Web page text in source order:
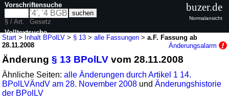
Start > Inhalt BPolLV > § 13 >alle Fassungen >a.F. Fassung ab
28.11.2008
Änderungsalarm
Änderung§ 13 BPolLV vom 28.11.2008
Ähnliche Seiten:alle Änderungen durch Artikel 1 14.
BPolLVÄndV am 28. November 2008 undÄnderungshistorie
der BPolLV
Vorschriftensuche
§ / Art.
Gesetz
Volltextsuche
buzer.de
Normalansicht